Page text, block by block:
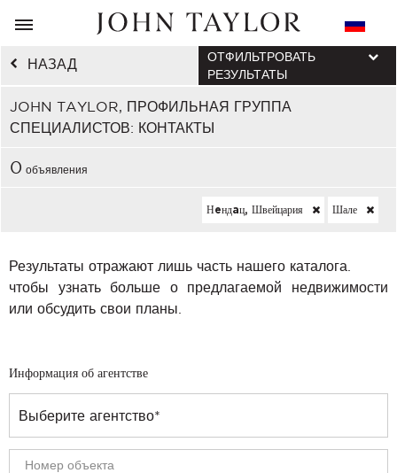
НАЗАД
JOHN TAYLOR, ПРОФИЛЬНАЯ ГРУППА
СПЕЦИАЛИСТОВ: КОНТАКТЫ
ОТФИЛЬТРОВАТЬ
РЕЗУЛЬТАТЫ
0 объявления
Нeндaц, Швейцария Шале
Результаты отражают лишь часть нашего каталога.
чтобы узнать больше о предлагаемой недвижимости
или обсудить свои планы.
Информация об агентстве